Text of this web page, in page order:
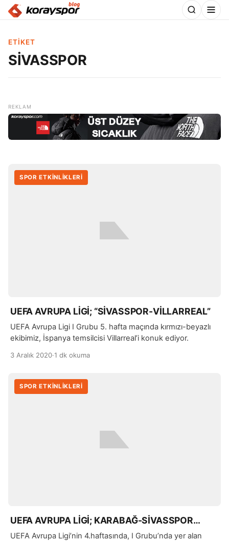
ETIKET
SİVASSPOR
SPOR ETKİNLİKLERİ
UEFA AVRUPA LİGİ; “SİVASSPOR-VİLLARREAL”
UEFA Avrupa Ligi I Grubu 5. hafta maçında kırmızı-beyazlı
ekibimiz, İspanya temsilcisi Villarreal’i konuk ediyor.
3 Aralık 2020·1 dk okuma
SPOR ETKİNLİKLERİ
UEFA AVRUPA LİGİ; KARABAĞ-SİVASSPOR…
UEFA Avrupa Ligi’nin 4.haftasında, I Grubu’nda yer alan